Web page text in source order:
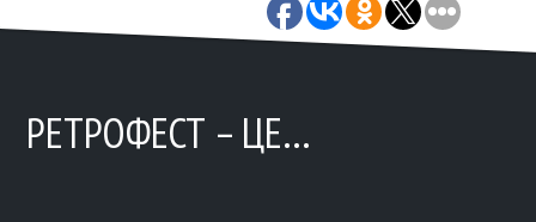
РЕТРОФЕСТ – ЦЕ…